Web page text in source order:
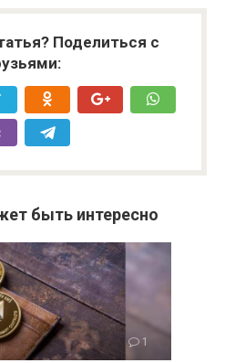
Поделиться с
быть интересно
1